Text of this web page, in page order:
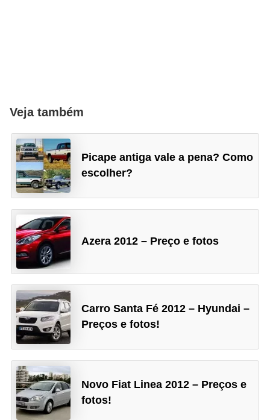
Veja também
Picape antiga vale a pena? Como
escolher?
Azera 2012 – Preço e fotos
Carro Santa Fé 2012 – Hyundai –
Preços e fotos!
Novo Fiat Linea 2012 – Preços e
fotos!
e
r
s
R
e
c
a
l
l
e
m
a
n
u
t
e
n